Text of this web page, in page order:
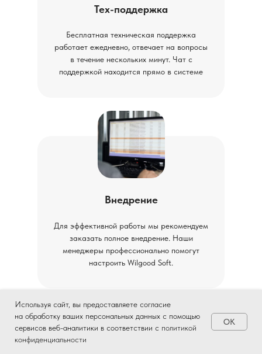
Тех-поддержка
Бесплатная техническая поддержка
работает ежедневно, отвечает на вопросы
в течение нескольких минут. Чат с
поддержкой находится прямо в системе
Внедрение
Для эффективной работы мы рекомендуем
заказать полное внедрение. Наши
менеджеры профессионально помогут
настроить Wilgood Soft.
Используя сайт, вы предоставляете согласие
на обработку ваших персональных данных с помощью
сервисов веб-аналитики в соответствии с политикой
конфиденциальности
OK